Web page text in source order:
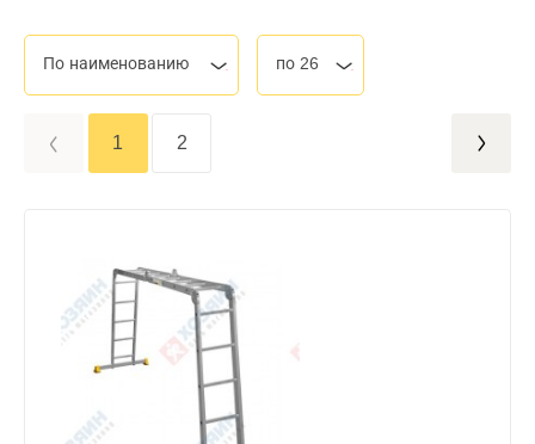
По наименованию по 26
1 2